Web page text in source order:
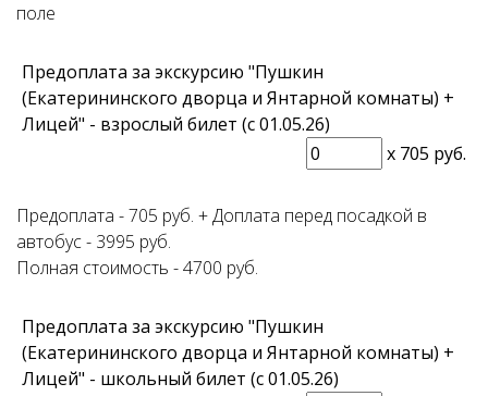
поле
Предоплата за экскурсию "Пушкин
(Екатерининского дворца и Янтарной комнаты) +
Лицей" - взрослый билет (с 01.05.26)
x 705 руб.
Предоплата - 705 руб. + Доплата перед посадкой в
автобус - 3995 руб.
Полная стоимость - 4700 руб.
Предоплата за экскурсию "Пушкин
(Екатерининского дворца и Янтарной комнаты) +
Лицей" - школьный билет (с 01.05.26)